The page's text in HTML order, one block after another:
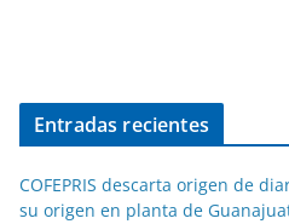
Entradas recientes
COFEPRIS descarta origen de
su origen en planta de